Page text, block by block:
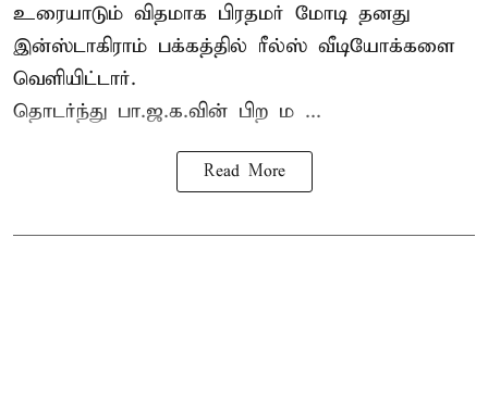
உரையாடும் விதமாக பிரதமர் மோடி தனது
இன்ஸ்டாகிராம் பக்கத்தில் ரீல்ஸ் வீடியோக்களை
வெளியிட்டார்.
தொடர்ந்து பா.ஜ.க.வின் பிற ம ...
Read More